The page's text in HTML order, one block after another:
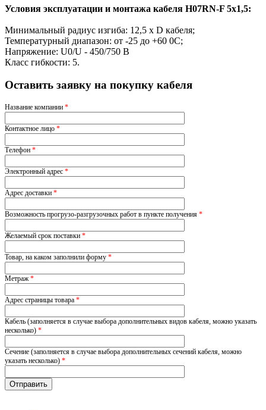
Условия эксплуатации и монтажа кабеля H07RN-F 5x1,5:
Минимальный радиус изгиба: 12,5 х D кабеля;
Температурный диапазон: от -25 до +60 0С;
Напряжение: U0/U - 450/750 В
Класс гибкости: 5.
Оставить заявку на покупку кабеля
Название компании *
Контактное лицо *
Телефон *
Электронный адрес *
Адрес доставки *
Возможность прогрузо-разгрузочных работ в пункте получения *
Желаемый срок поставки *
Товар, на каком заполнили форму *
Метраж*
Адрес страницы товара *
Кабель (заполняется в случае выбора дополнительных видов кабеля, можно указать
несколько) *
Сечение (заполняется в случае выбора дополнительных сечений кабеля, можно
указать несколько) *